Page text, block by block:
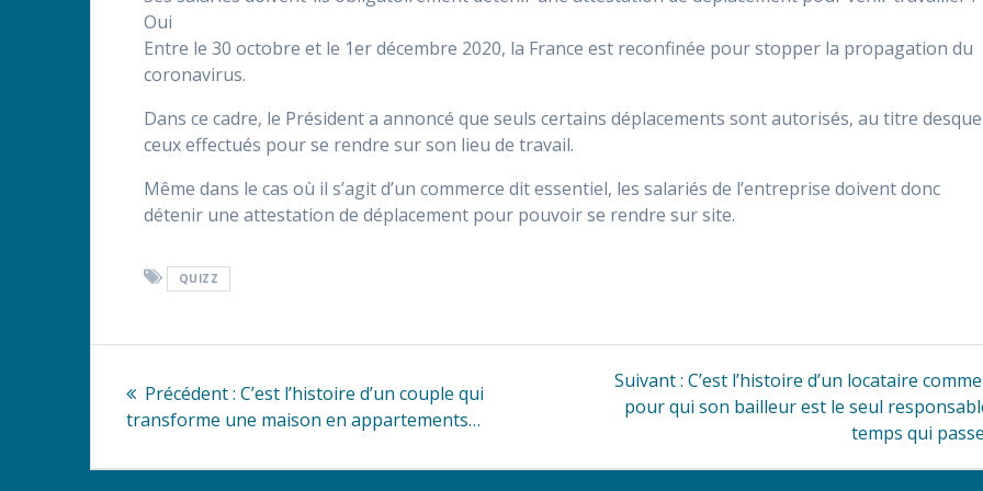
Oui
Entre le 30 octobre et le 1er décembre 2020, la France est reconfinée pour stopper la propagation du
coronavirus.
Dans ce cadre, le Président a annoncé que seuls certains déplacements sont autorisés, au titre
ceux effectués pour se rendre sur son lieu de travail.
Même dans le cas où il s’agit d’un commerce dit essentiel, les salariés de l’entreprise doivent donc
détenir une attestation de déplacement pour pouvoir se rendre sur site.
QUIZZ
de
l’article
Précédent : Article
précédent
C’est l’histoire d’un couple qui
transforme une maison en appartements…
Suivant : Article
suivant
C’est l’histoire d’un locataire
pour qui son bailleur est le seul
temps qui